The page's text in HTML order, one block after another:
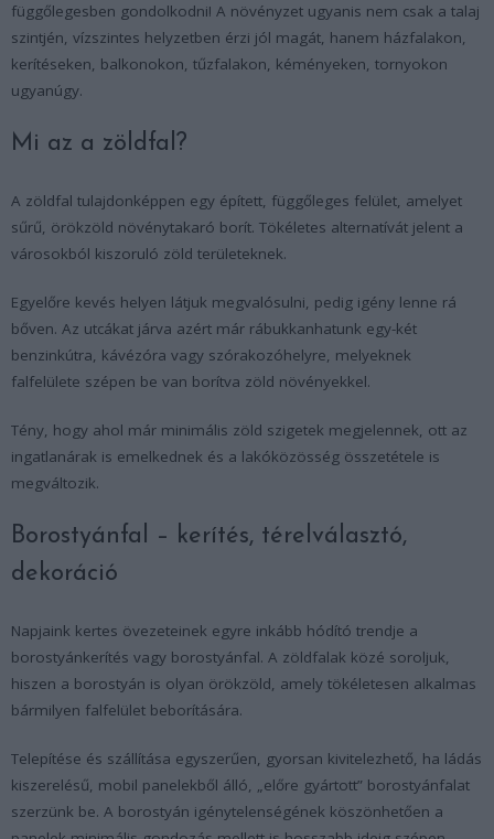
függőlegesben gondolkodni! A növényzet ugyanis nem csak a talaj
szintjén, vízszintes helyzetben érzi jól magát, hanem házfalakon,
kerítéseken, balkonokon, tűzfalakon, kéményeken, tornyokon
ugyanúgy.
Mi az a zöldfal?
A zöldfal tulajdonképpen egy épített, függőleges felület, amelyet
sűrű, örökzöld növénytakaró borít. Tökéletes alternatívát jelent a
városokból kiszoruló zöld területeknek.
Egyelőre kevés helyen látjuk megvalósulni, pedig igény lenne rá
bőven. Az utcákat járva azért már rábukkanhatunk egy-két
benzinkútra, kávézóra vagy szórakozóhelyre, melyeknek
falfelülete szépen be van borítva zöld növényekkel.
Tény, hogy ahol már minimális zöld szigetek megjelennek, ott az
ingatlanárak is emelkednek és a lakóközösség összetétele is
megváltozik.
Borostyánfal – kerítés, térelválasztó,
dekoráció
Napjaink kertes övezeteinek egyre inkább hódító trendje a
borostyánkerítés vagy borostyánfal. A zöldfalak közé soroljuk,
hiszen a borostyán is olyan örökzöld, amely tökéletesen alkalmas
bármilyen falfelület beborítására.
Telepítése és szállítása egyszerűen, gyorsan kivitelezhető, ha ládás
kiszerelésű, mobil panelekből álló, „előre gyártott” borostyánfalat
szerzünk be. A borostyán igénytelenségének köszönhetően a